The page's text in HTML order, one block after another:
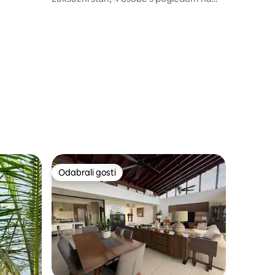
Odabrali gosti
Odabrali gosti